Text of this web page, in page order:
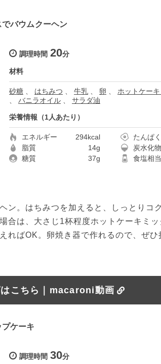
バウムクーヘン
調理時間 20分
材料
砂糖 はちみつ 牛乳 卵 ホットケー
バニラオイル サラダ油
栄養情報（1人あたり）
エネルギー 294kcal たんぱ
脂質
14g 炭水化物
糖質
37g 食塩相
ン。はちみつを加えると、しっとりコ
合は、大さじ1杯程度ホットケーキミ
ればOK。卵焼き器で作れるので、ぜひ
はこちら｜macaroni動画
ケーキ
調理時間 30分